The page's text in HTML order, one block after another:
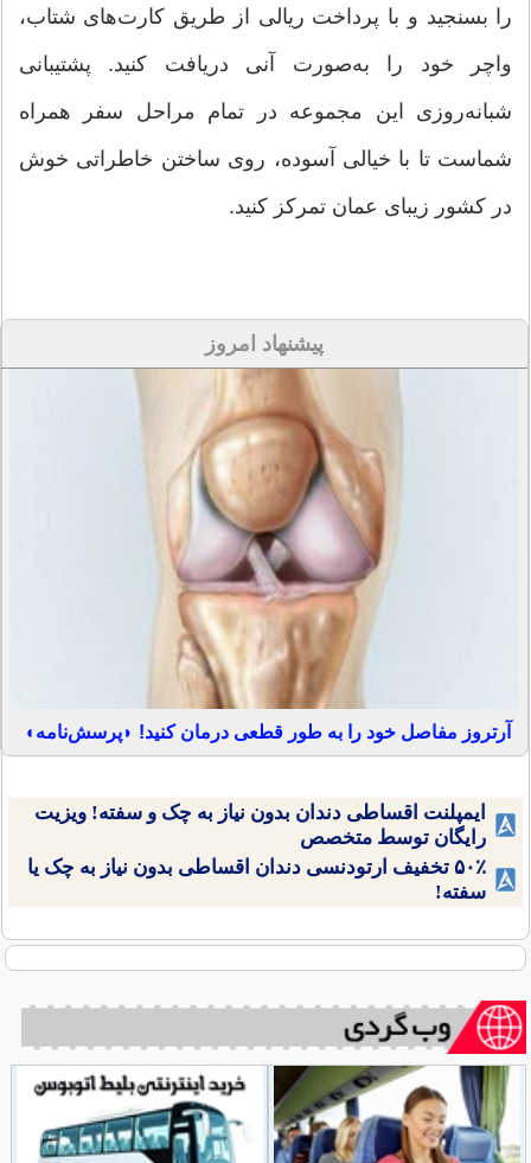
را بسنجید و با پرداخت ریالی از طریق کارت‌های شتاب،
واچر خود را به‌صورت آنی دریافت کنید. پشتیبانی
شبانه‌روزی این مجموعه در تمام مراحل سفر همراه
شماست تا با خیالی آسوده، روی ساختن خاطراتی خوش
در کشور زیبای عمان تمرکز کنید.
پیشنهاد امروز
آرتروز مفاصل خود را به طور قطعی درمان کنید! ◗پرسش‌نامه◖
ایمپلنت اقساطی دندان بدون نیاز به چک و سفته! ویزیت
رایگان توسط متخصص
۵۰٪ تخفیف ارتودنسی دندان اقساطی بدون نیاز به چک یا
سفته!